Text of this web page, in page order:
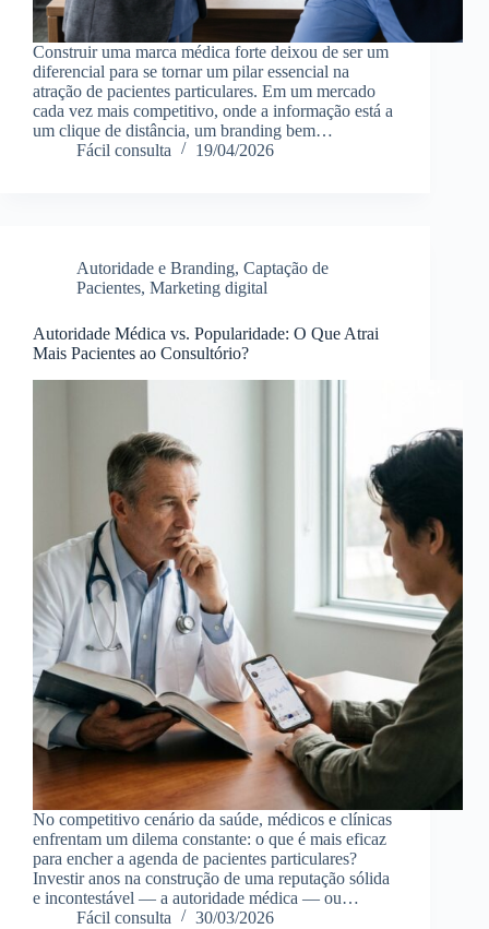
Construir uma marca médica forte deixou de ser um
diferencial para se tornar um pilar essencial na
atração de pacientes particulares. Em um mercado
cada vez mais competitivo, onde a informação está a
um clique de distância, um branding bem…
Fácil consulta
19/04/2026
Autoridade e Branding, Captação de
Pacientes, Marketing digital
Autoridade Médica vs. Popularidade: O Que Atrai
Mais Pacientes ao Consultório?
No competitivo cenário da saúde, médicos e clínicas
enfrentam um dilema constante: o que é mais eficaz
para encher a agenda de pacientes particulares?
Investir anos na construção de uma reputação sólida
e incontestável — a autoridade médica — ou…
Fácil consulta
30/03/2026